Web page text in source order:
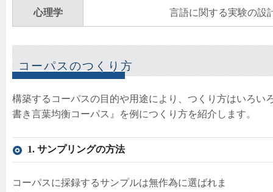
心理学 言語に関する実験の設
コーパスのつくり方
構築するコーパスの目的や用途により、つくり方はいろい
書き言葉均衡コーパス』を例につくり方を紹介します。
1. サンプリングの方法
コーパスに採録するサンプルは無作為に選ばれま